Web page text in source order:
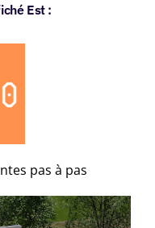
Est :
pas à pas